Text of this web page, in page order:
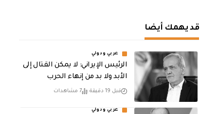
قد يهمك أيضا
عربي ودولي
الرئيس الإيراني: لا يمكن القتال إلى
الأبد ولا بد من إنهاء الحرب
قبل 19 دقيقة 7 مشاهدات
عربي ودولي